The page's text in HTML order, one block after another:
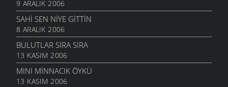
9 ARALIK 2006
SAHI SEN NIYE GITTIN
8 ARALIK 2006
BULUTLAR SIRA SIRA
13 KASIM 2006
MINI MINNACIK ÖYKÜ
13 KASIM 2006